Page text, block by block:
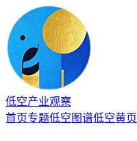
低空产业观察
首页专题低空图谱低空黄页